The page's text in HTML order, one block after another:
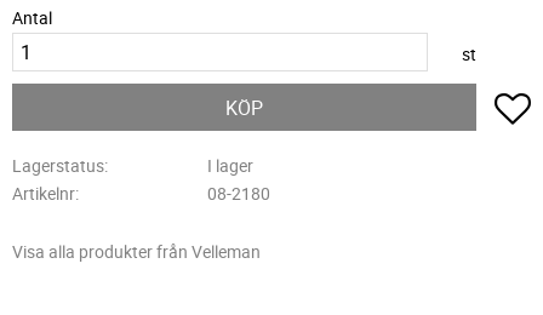
Antal
st
KÖP
Lagerstatus
I lager
Artikelnr
08-2180
Visa alla produkter från Velleman